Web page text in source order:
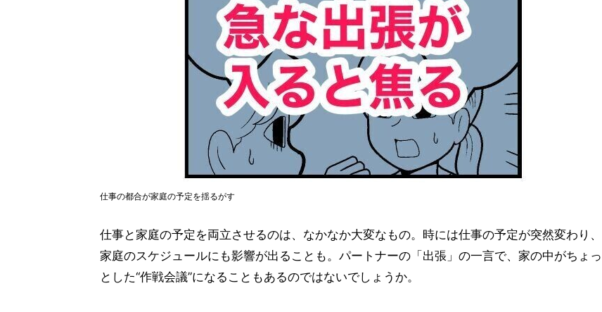
仕事の都合が家庭の予定を揺るがす
仕事と家庭の予定を両立させるのは、なかなか大変なもの。時には仕事の予定が突然変わり、
家庭のスケジュールにも影響が出ることも。パートナーの「出張」の一言で、家の中がちょっ
とした“作戦会議”になることもあるのではないでしょうか。